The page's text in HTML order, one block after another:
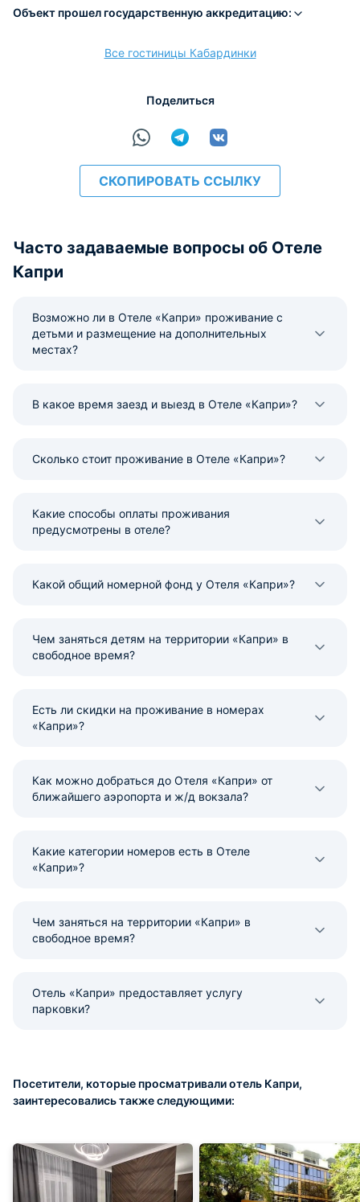
Объект прошел государственную аккредитацию:
Все гостиницы Кабардинки
Поделиться
СКОПИРОВАТЬ ССЫЛКУ
Часто задаваемые вопросы об Отеле
Капри
Возможно ли в Отеле «Капри» проживание с
детьми и размещение на дополнительных
местах?
В какое время заезд и выезд в Отеле «Капри»?
Сколько стоит проживание в Отеле «Капри»?
Какие способы оплаты проживания
предусмотрены в отеле?
Какой общий номерной фонд у Отеля «Капри»?
Чем заняться детям на территории «Капри» в
свободное время?
Есть ли скидки на проживание в номерах
«Капри»?
Как можно добраться до Отеля «Капри» от
ближайшего аэропорта и ж/д вокзала?
Какие категории номеров есть в Отеле
«Капри»?
Чем заняться на территории «Капри» в
свободное время?
Отель «Капри» предоставляет услугу
парковки?
Посетители, которые просматривали отель Капри,
заинтересовались также следующими: